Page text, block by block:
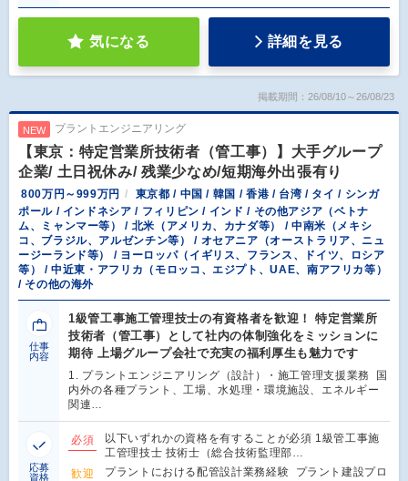
気になる 詳細を見る
掲載期間：26/08/10～26/08/23
NEW プラントエンジニアリング
【東京：特定営業所技術者（管工事）】大手グループ
企業/ 土日祝休み/ 残業少なめ/短期海外出張有り
800万円～999万円
東京都 / 中国 / 韓国 / 香港 / 台湾 / タイ / シンガ
ポール / インドネシア / フィリピン / インド / その他アジア（ベトナ
ム、ミャンマー等） / 北米（アメリカ、カナダ等） / 中南米（メキシ
コ、ブラジル、アルゼンチン等） / オセアニア（オーストラリア、ニュ
ージーランド等） / ヨーロッパ（イギリス、フランス、ドイツ、ロシア
等） / 中近東・アフリカ（モロッコ、エジプト、UAE、南アフリカ等）
/ その他の海外
仕事
内容
1級管工事施工管理技士の有資格者を歓迎！ 特定営業所
技術者（管工事）として社内の体制強化をミッションに
期待 上場グループ会社で充実の福利厚生も魅力です
1. プラントエンジニアリング（設計）・施工管理支援業務 国
内外の各種プラント、工場、水処理・環境施設、エネルギー
関連…
応募
資格
必須
以下いずれかの資格を有することが必須 1級管工事施
工管理技士 技術士（総合技術監理部…
歓迎
プラントにおける配管設計業務経験 プラント建設プロ